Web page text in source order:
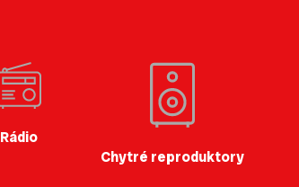
Rádio
Chytré reproduktory